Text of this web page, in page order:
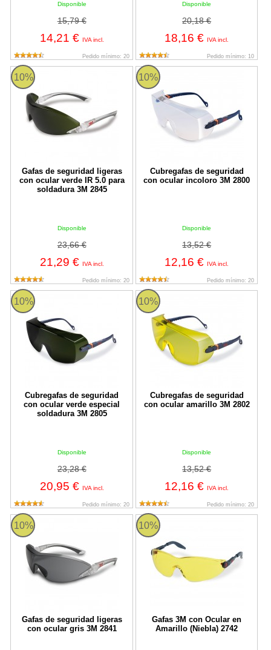
Disponible
15,79 €
14,21 € IVA incl.
Pedido mínimo: 20
Disponible
20,18 €
18,16 € IVA incl.
Pedido mínimo: 10
10%
Gafas de seguridad ligeras
con ocular verde IR 5.0 para
soldadura 3M 2845
Disponible
23,66 €
21,29 € IVA incl.
Pedido mínimo: 20
Gafas de seguridad ligeras con ocular verde IR 5.0 para
10%
Cubregafas de seguridad
con ocular incoloro 3M 2800
Disponible
13,52 €
12,16 € IVA incl.
Pedido mínimo: 20
Cubregafas de seguridad con
10%
Cubregafas de seguridad
con ocular verde especial
soldadura 3M 2805
Disponible
23,28 €
20,95 € IVA incl.
Pedido mínimo: 20
Cubregafas de seguridad con ocular verde especial soldadura
10%
Cubregafas de seguridad
con ocular amarillo 3M 2802
Disponible
13,52 €
12,16 € IVA incl.
Pedido mínimo: 20
Cubregafas de seguridad con
10%
Gafas de seguridad ligeras
con ocular gris 3M 2841
Gafas de seguridad ligeras con ocular gris 3M 2841
10%
Gafas 3M con Ocular en
Amarillo (Niebla) 2742
Gafas 3M con Ocular en Amarillo